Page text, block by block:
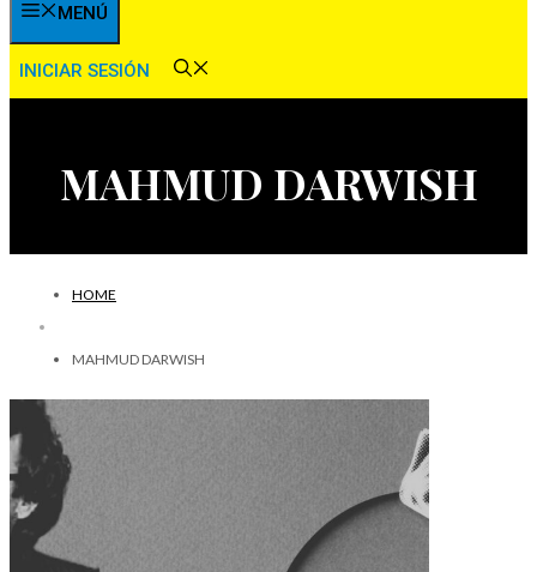
MENÚ
INICIAR SESIÓN
MAHMUD DARWISH
HOME
MAHMUD DARWISH